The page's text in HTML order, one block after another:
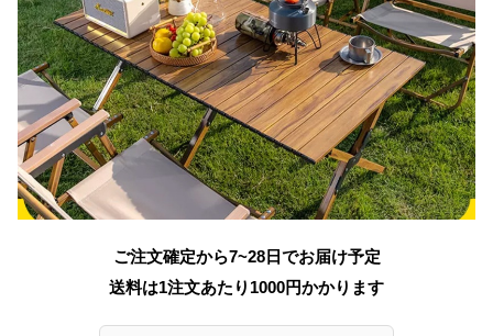
ご注文確定から7~28日でお届け予定
送料は1注文あたり 1000円かかります